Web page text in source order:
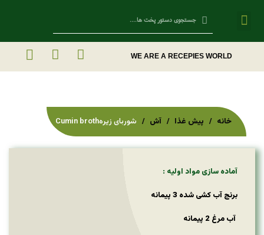
WE ARE A RECEPIES WORLD
خانه پیش غذا آش شوربای زیرهCumin broth
آماده سازی مواد اولیه :
برنج آب کشی شده 3 پیمانه
آب مرغ 2 پیمانه